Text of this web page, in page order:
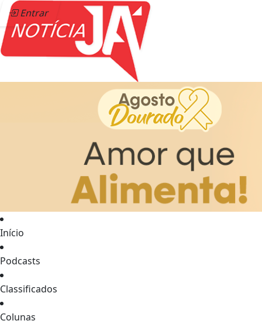
Entrar
Início
Podcasts
Classificados
Colunas